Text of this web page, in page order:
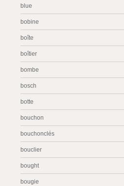
blue
bobine
boîte
boîtier
bombe
bosch
botte
bouchon
bouchonclés
bouclier
bought
bougie